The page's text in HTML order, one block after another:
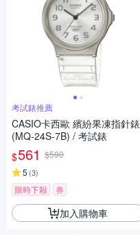
考試錶推薦
CASIO卡西歐 繽紛果凍指針錶
(MQ-24S-7B) / 考試錶
$561 $590
5 (3)
限時下殺 券
加入購物車